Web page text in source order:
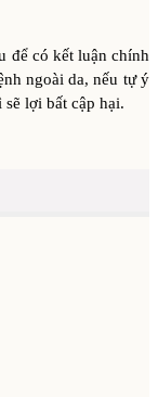
để có kết luận chính
ngoài da, nếu tự ý
lợi bất cập hại.